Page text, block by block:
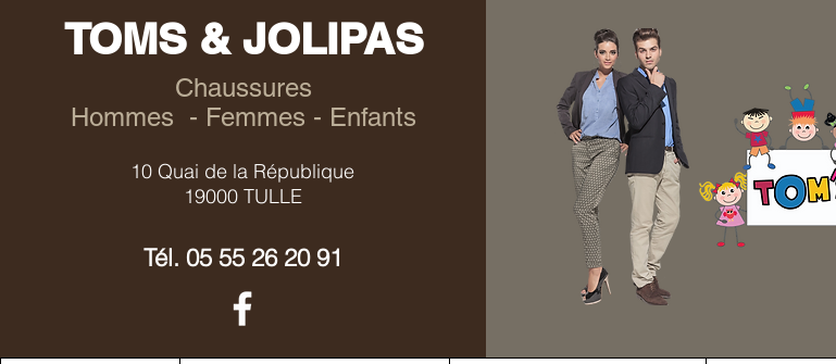
TOMS & JOLIPAS
Chaussures
Hommes - Femmes - Enfants
10 Quai de la République
19000 TULLE
Tél. 05 55 26 20 91